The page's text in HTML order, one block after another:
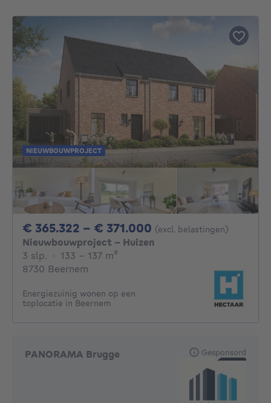
NIEUWBOUWPROJECT
€ 365.322 - € 371.000 Van 365322€ Tot
(excl. belastingen)
Nieuwbouwproject - Huizen
3 slp. 3 slaapkamers
· 133 - 137 m²
8730 Beernem
Energiezuinig wonen op een
toplocatie in Beernem
PANORAMA Brugge Gesponsord